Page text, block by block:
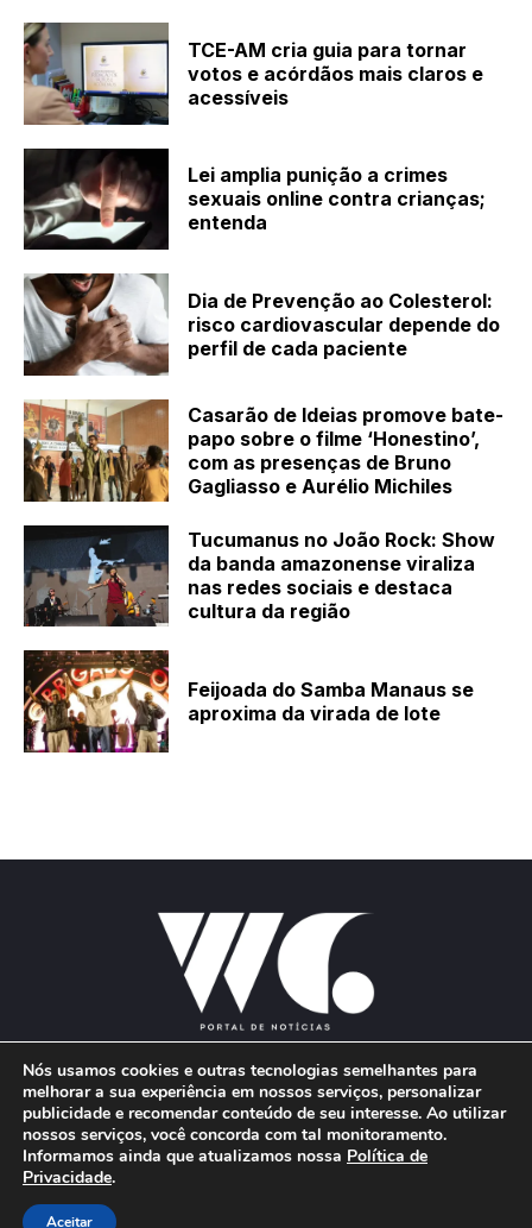
TCE-AM cria guia para tornar
votos e acórdãos mais claros e
acessíveis
Lei amplia punição a crimes
sexuais online contra crianças;
entenda
Dia de Prevenção ao Colesterol:
risco cardiovascular depende do
perfil de cada paciente
Casarão de Ideias promove bate-
papo sobre o filme ‘Honestino’,
com as presenças de Bruno
Gagliasso e Aurélio Michiles
Tucumanus no João Rock: Show
da banda amazonense viraliza
nas redes sociais e destaca
cultura da região
Feijoada do Samba Manaus se
aproxima da virada de lote
E-mail: wgproducoes2018@gmail.com
© 2026 Portal W&G - Desenvolvido por
Nós usamos cookies e outras tecnologias semelhantes para
melhorar a sua experiência em nossos serviços, personalizar
publicidade e recomendar conteúdo de seu interesse. Ao utilizar
nossos serviços, você concorda com tal monitoramento.
Informamos ainda que atualizamos nossa Política de
Privacidade.
Aceitar